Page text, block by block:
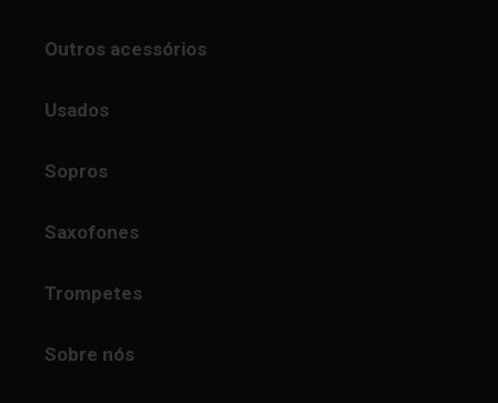
Outros acessórios
Usados
Sopros
Saxofones
Trompetes
Sobre nós